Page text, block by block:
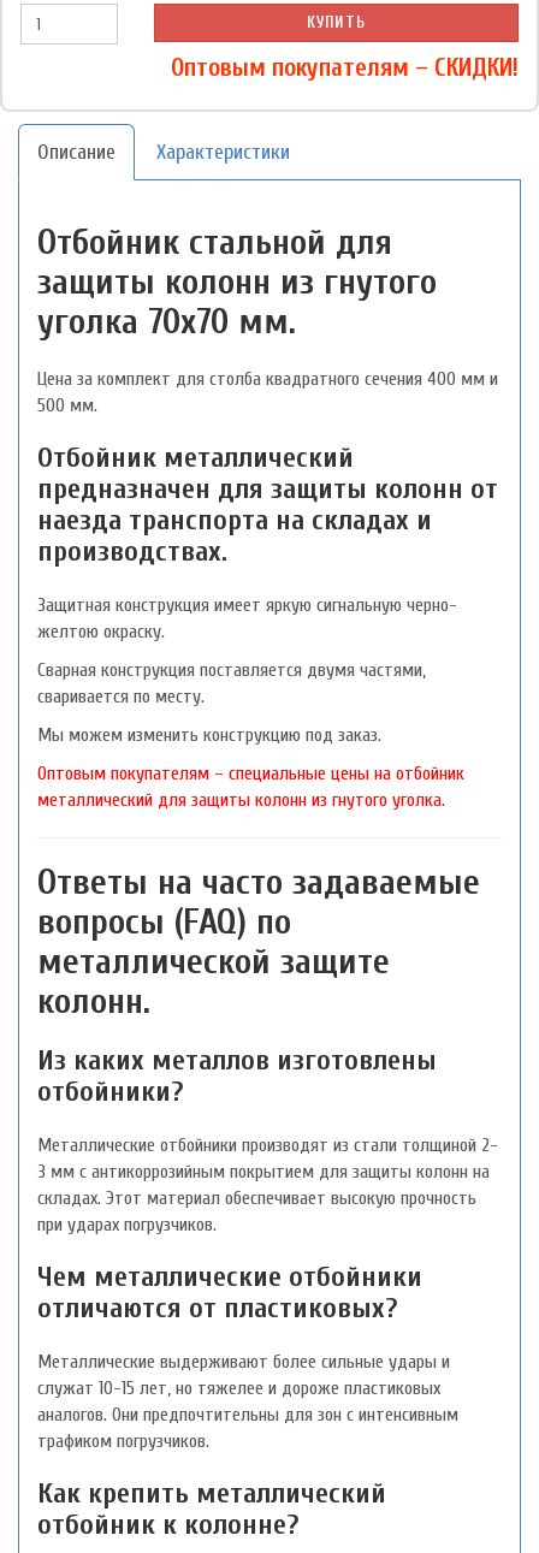
КУПИТЬ
Оптовым покупателям – СКИДКИ!
Описание Характеристики
Отбойник стальной для
защиты колонн из гнутого
уголка 70х70 мм.
Цена за комплект для столба квадратного сечения 400 мм и
500 мм.
Отбойник металлический
предназначен для защиты колонн от
наезда транспорта на складах и
производствах.
Защитная конструкция имеет яркую сигнальную черно-
желтою окраску.
Сварная конструкция поставляется двумя частями,
сваривается по месту.
Мы можем изменить конструкцию под заказ.
Оптовым покупателям – специальные цены на отбойник
металлический для защиты колонн из гнутого уголка.
Ответы на часто задаваемые
вопросы (FAQ) по
металлической защите
колонн.
Из каких металлов изготовлены
отбойники?
Металлические отбойники производят из стали толщиной 2-
3 мм с антикоррозийным покрытием для защиты колонн на
складах. Этот материал обеспечивает высокую прочность
при ударах погрузчиков.
Чем металлические отбойники
отличаются от пластиковых?
Металлические выдерживают более сильные удары и
служат 10-15 лет, но тяжелее и дороже пластиковых
аналогов. Они предпочтительны для зон с интенсивным
трафиком погрузчиков.
Как крепить металлический
отбойник к колонне?